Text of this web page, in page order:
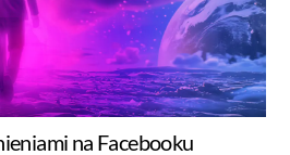
na Facebooku